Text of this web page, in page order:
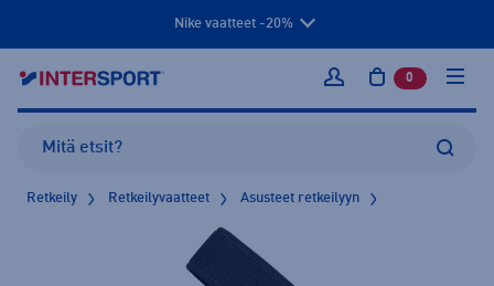
Nike vaatteet -20%
Kirjaudu sisään
0 tuotetta
Retkeily Retkeilyvaatteet Asusteet retkeilyyn